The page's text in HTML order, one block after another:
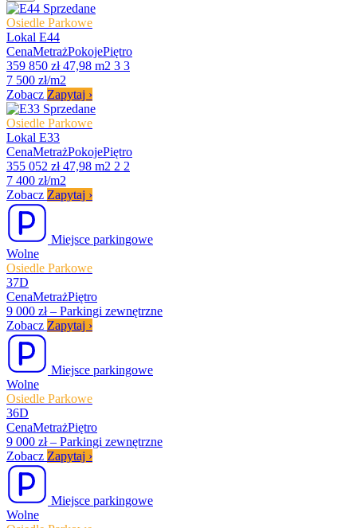
Sprzedane
Osiedle Parkowe
Lokal E44
CenaMetrażPokojePiętro
359 850 zł 47,98 m2 3 3
7 500 zł/m2
Zobacz Zapytaj ›
Sprzedane
Osiedle Parkowe
Lokal E33
CenaMetrażPokojePiętro
355 052 zł 47,98 m2 2 2
7 400 zł/m2
Zobacz Zapytaj ›
Miejsce parkingowe
Wolne
Osiedle Parkowe
37D
CenaMetrażPiętro
9 000 zł – Parkingi zewnętrzne
Zobacz Zapytaj ›
Miejsce parkingowe
Wolne
Osiedle Parkowe
36D
CenaMetrażPiętro
9 000 zł – Parkingi zewnętrzne
Zobacz Zapytaj ›
Miejsce parkingowe
Wolne